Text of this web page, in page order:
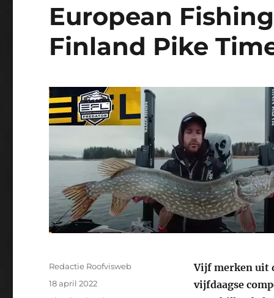
European
Finland Pike
Vijf merken uit
vijfdaagse
Auteur
Redactie Roofvisweb
Geplaatst
op
18 april 2022